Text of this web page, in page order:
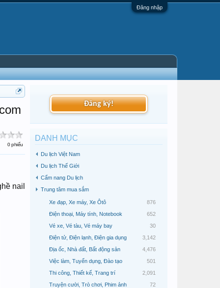
Đăng nhập
0 phiếu
nail
Đăng ký!
DANH MỤC
Du lịch Việt Nam
Du lịch Thế Giới
Cẩm nang Du lịch
Trung tâm mua sắm
Xe đạp, Xe máy, Xe Ôtô
876
Điện thoại, Máy tính, Notebook
652
Vé xe, Vé tàu, Vé máy bay
30
Điện tử, Điện lạnh, Điện gia dụng
3,142
Địa ốc, Nhà đất, Bất động sản
4,476
Việc làm, Tuyển dụng, Đào tạo
501
Thi công, Thiết kế, Trang trí
2,091
Truyện cười, Trò chơi, Phim ảnh
72